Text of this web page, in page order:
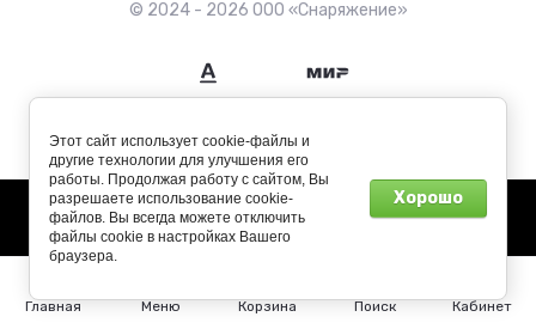
© 2024 - 2026 ООО «Снаряжение»
Главная Меню Корзина Поиск Кабинет
Этот сайт использует cookie-файлы и
другие технологии для улучшения его
работы. Продолжая работу с сайтом, Вы
разрешаете использование cookie-
файлов. Вы всегда можете отключить
файлы cookie в настройках Вашего
браузера.
Хорошо